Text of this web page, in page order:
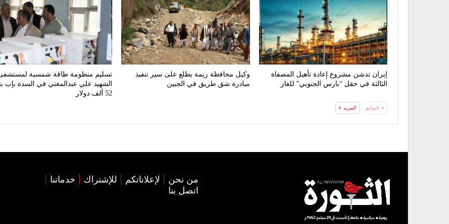
إيران تدشن مشروع إعادة تأهيل المصفاة
الثالثة في حقل “بارس الجنوبي” للغاز
وكيل محافظة ريمة يطلع على سير تنفيذ
مبادرة شق طريق في الجبين
تسليم منظومة طاقة شمسية
الشهيد علي عبدالمغني في السدة بإب
52 ألف دولار
السابق المزيد
من نحن لإعلاناتكم للإشتراك
خدماتنا
اتصل بنا